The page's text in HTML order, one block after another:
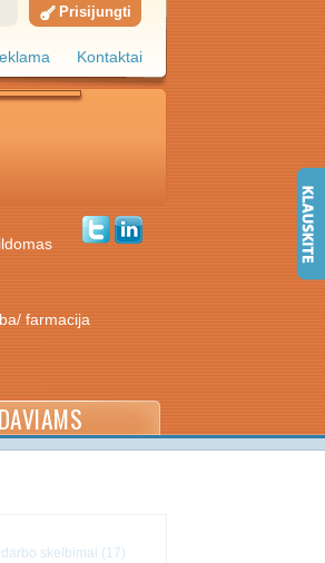
Kontaktai
Prisijungti
farmacija
skelbimai (17)